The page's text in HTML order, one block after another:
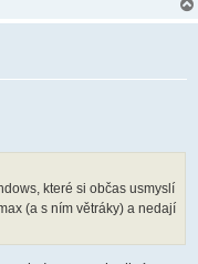
které si občas usmyslí
(a s ním větráky) a nedají